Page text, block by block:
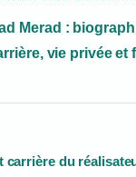
Merad :
vie privée et
carrière du